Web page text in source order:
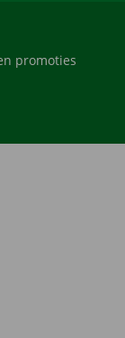
promoties